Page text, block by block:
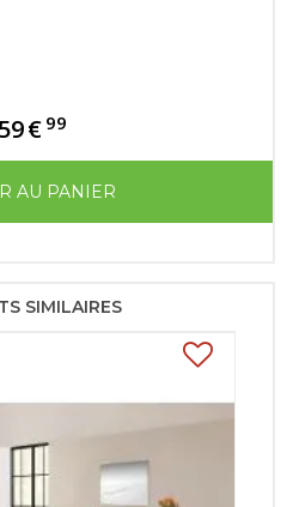
€ 99
AU PANIER
SIMILAIRES